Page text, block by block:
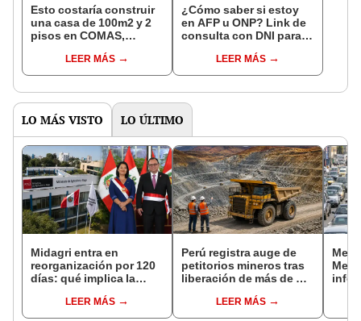
Esto costaría construir
una casa de 100m2 y 2
pisos en COMAS,
distritos de LIMA
NORTE
LEER MÁS
¿Cómo saber si estoy
en AFP u ONP? Link de
consulta con DNI para
pensiones estás
LEER MÁS
LO MÁS VISTO LO ÚLTIMO
Midagri entra en
reorganización por 120
días: qué implica la
podrían venir
LEER MÁS
Perú registra auge de
petitorios mineros tras
liberación de más de mil
explorar cobre y oro
LEER MÁS